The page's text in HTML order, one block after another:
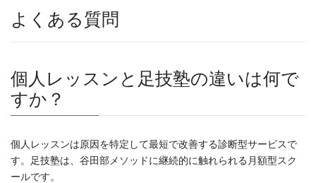
よくある質問
個人レッスンと足技塾の違いは何で
すか？
個人レッスンは原因を特定して最短で改善する診断型サービスで
す。足技塾は、谷田部メソッドに継続的に触れられる月額型スク
ールです。